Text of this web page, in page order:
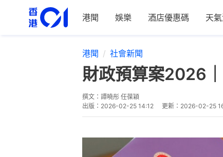
港聞 娛樂 酒店優惠碼 天
港聞 社會新聞
財政預算案2026
撰文： 譚曉彤 任葆穎
出版： 2026-02-25 14:12 更新： 2026-02-25